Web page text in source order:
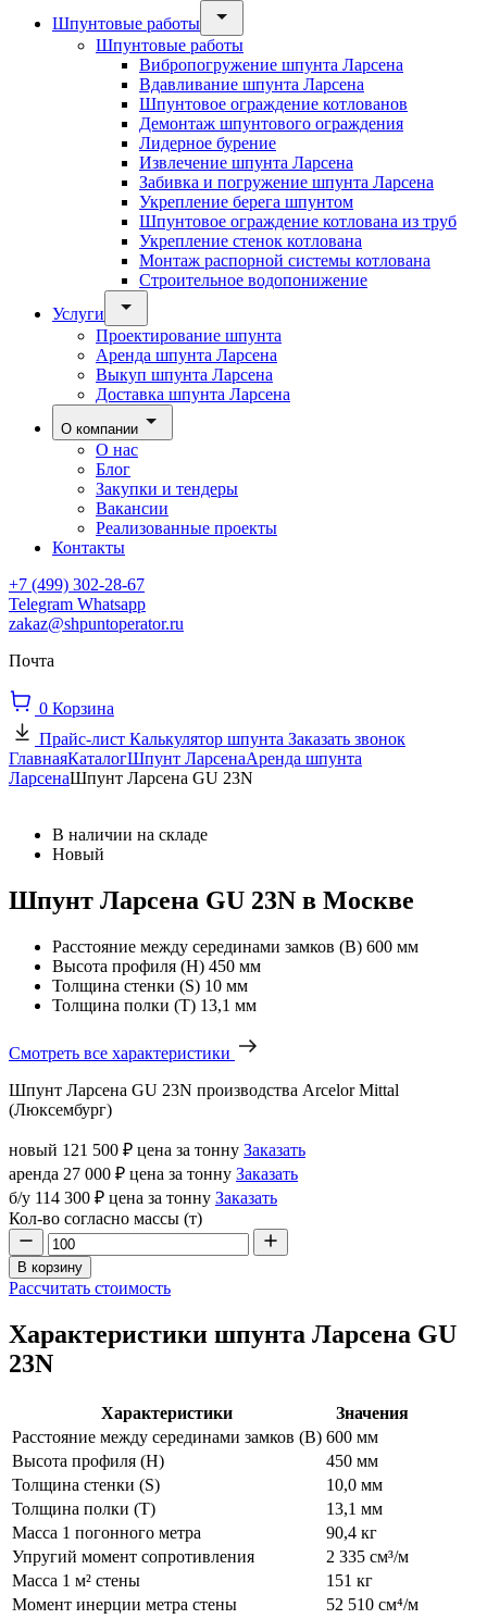
Шпунтовые работы
Шпунтовые работы
Вибропогружение шпунта Ларсена
Вдавливание шпунта Ларсена
Шпунтовое ограждение котлованов
Демонтаж шпунтового ограждения
Лидерное бурение
Извлечение шпунта Ларсена
Забивка и погружение шпунта Ларсена
Укрепление берега шпунтом
Шпунтовое ограждение котлована из труб
Укрепление стенок котлована
Монтаж распорной системы котлована
Строительное водопонижение
Услуги
Проектирование шпунта
Аренда шпунта Ларсена
Выкуп шпунта Ларсена
Доставка шпунта Ларсена
О компании
О нас
Блог
Закупки и тендеры
Вакансии
Реализованные проекты
Контакты
+7 (499) 302-28-67
Telegram Whatsapp
zakaz@shpuntoperator.ru
Почта
0 Корзина
Прайс-лист Калькулятор шпунта Заказать звонок
ГлавнаяКаталогШпунт ЛарсенаАренда шпунта
ЛарсенаШпунт Ларсена GU 23N
В наличии на складе
Новый
Шпунт Ларсена GU 23N в Москве
Расстояние между серединами замков (В) 600 мм
Высота профиля (Н) 450 мм
Толщина стенки (S) 10 мм
Толщина полки (T) 13,1 мм
Смотреть все характеристики
Шпунт Ларсена GU 23N производства Arcelor Mittal
(Люксембург)
новый 121 500 ₽ цена за тонну Заказать
аренда 27 000 ₽ цена за тонну Заказать
б/у 114 300 ₽ цена за тонну Заказать
Кол-во согласно массы (т)
В корзину
Рассчитать стоимость
Характеристики шпунта Ларсена GU
23N
Характеристики
Значения
Расстояние между серединами замков (В) 600 мм
Высота профиля (Н)
450 мм
Толщина стенки (S)
10,0 мм
Толщина полки (T)
13,1 мм
Масса 1 погонного метра
90,4 кг
Упругий момент сопротивления
2 335 см³/м
Масса 1 м² стены
151 кг
Момент инерции метра стены
52 510 см⁴/м